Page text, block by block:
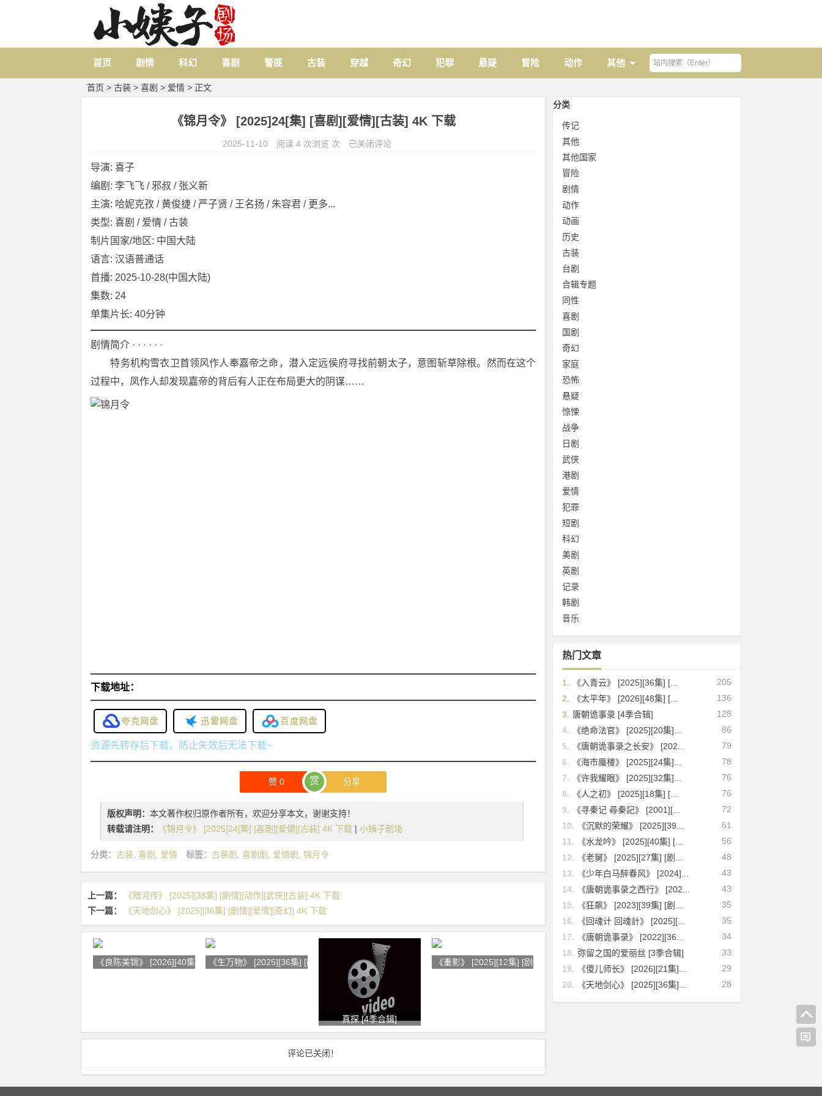
首页 剧情 科幻 喜剧 警匪 古装 穿越 奇幻 犯罪 悬疑 冒险 动作 其他
首页 > 古装 > 喜剧 > 爱情 > 正文
《锦月令》 [2025]24[集] [喜剧][爱情][古装] 4K 下载
2025-11-10 阅读 4 次浏览 次 已关闭评论
导演: 喜子
编剧: 李飞飞 / 邪叔 / 张义新
主演: 哈妮克孜 / 黄俊捷 / 严子贤 / 王名扬 / 朱容君 / 更多...
类型: 喜剧 / 爱情 / 古装
制片国家/地区: 中国大陆
语言: 汉语普通话
首播: 2025-10-28(中国大陆)
集数: 24
单集片长: 40分钟
剧情简介 · · · · · ·
特务机构雪衣卫首领风作人奉嘉帝之命，潜入定远侯府寻找前朝太子，意图斩草除根。然而在这个
过程中，凤作人却发现嘉帝的背后有人正在布局更大的阴谋……
下载地址：
夸克网盘 迅雷网盘 百度网盘
资源先转存后下载，防止失效后无法下载~
赞 0 赏 分享
版权声明：本文著作权归原作者所有，欢迎分享本文，谢谢支持！
转载请注明：
《锦月令》 [2025]24[集] [喜剧][爱情][古装] 4K 下载 | 小姨子剧场
分类： 古装 喜剧 爱情 标签： 古装剧 喜剧剧 爱情剧 锦月令
上一篇：
《暗河传》 [2025][38集] [剧情][动作][武侠][古装] 4K 下载
下一篇：
《天地剑心》 [2025][36集] [剧情][爱情][奇幻] 4K 下载
《良陈美锦》 [2026][40集] [剧情《生万物》 [2025][36集] [剧情]
真探 [4季合辑]
《重影》 [2025][12集] [剧情][犯
评论已关闭！
分类
传记
其他
其他国家
冒险
剧情
动作
动画
历史
古装
台剧
合辑专题
同性
喜剧
国剧
奇幻
家庭
恐怖
悬疑
惊悚
战争
日剧
武侠
港剧
爱情
犯罪
短剧
科幻
美剧
英剧
记录
韩剧
音乐
热门文章
205
1.
《入青云》 [2025][36集] [...
136
2.
《太平年》 [2026][48集] [...
128
3. 唐朝诡事录 [4季合辑]
86
4.
《绝命法官》 [2025][20集]...
79
5.
《唐朝诡事录之长安》 [202...
78
6.
《海市蜃楼》 [2025][24集]...
76
7.
《许我耀眼》 [2025][32集]...
76
8.
《人之初》 [2025][18集] [...
72
9.
《寻秦记 尋秦記》 [2001][...
61
10.
《沉默的荣耀》 [2025][39...
56
11.
《水龙吟》 [2025][40集] [...
48
12.
《老舅》 [2025][27集] [剧...
43
13.
《少年白马醉春风》 [2024]...
43
14.
《唐朝诡事录之西行》 [202...
35
15.
《狂飙》 [2023][39集] [剧...
35
16.
《回魂计 回魂計》 [2025][...
34
17.
《唐朝诡事录》 [2022][36...
33
18. 弥留之国的爱丽丝 [3季合辑]
29
19.
《傻儿师长》 [2026][21集]...
28
20. 《天地剑心》 [2025][36集]...